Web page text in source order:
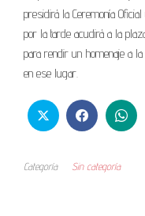
presidirá la Ceremonía
por la tarde acudirá a la
para rendir un homenaje a
en ese lugar.
Categoría Sin categoría